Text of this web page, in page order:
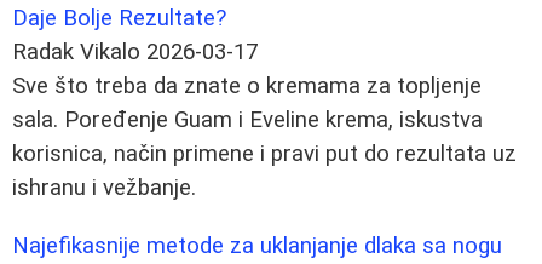
Daje Bolje Rezultate?
Radak Vikalo 2026-03-17
Sve što treba da znate o kremama za topljenje
sala. Poređenje Guam i Eveline krema, iskustva
korisnica, način primene i pravi put do rezultata uz
ishranu i vežbanje.
Najefikasnije metode za uklanjanje dlaka sa nogu